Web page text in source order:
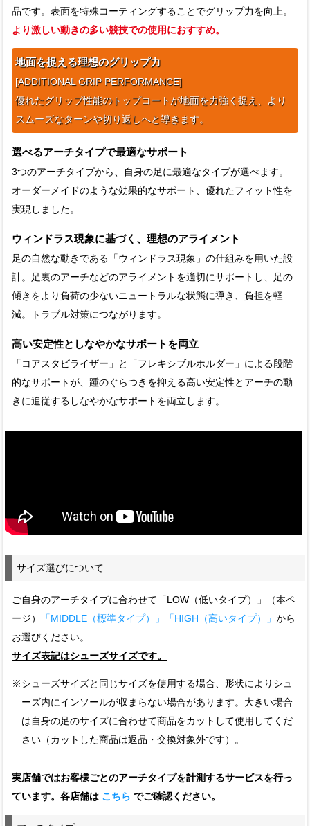
品です。表面を特殊コーティングすることでグリップ力を向上。
より激しい動きの多い競技での使用におすすめ。
地面を捉える理想のグリップ力
[ADDITIONAL GRIP PERFORMANCE]
優れたグリップ性能のトップコートが地面を力強く捉え、より
スムーズなターンや切り返しへと導きます。
選べるアーチタイプで最適なサポート
3つのアーチタイプから、自身の足に最適なタイプが選べます。
オーダーメイドのような効果的なサポート、優れたフィット性を
実現しました。
ウィンドラス現象に基づく、理想のアライメント
足の自然な動きである「ウィンドラス現象」の仕組みを用いた設
計。足裏のアーチなどのアライメントを適切にサポートし、足の
傾きをより負荷の少ないニュートラルな状態に導き、負担を軽
減。トラブル対策につながります。
高い安定性としなやかなサポートを両立
「コアスタビライザー」と「フレキシブルホルダー」による段階
的なサポートが、踵のぐらつきを抑える高い安定性とアーチの動
きに追従するしなやかなサポートを両立します。
サイズ選びについて
ご自身のアーチタイプに合わせて「LOW（低いタイプ）」（本ペ
ージ）
「MIDDLE（標準タイプ）」 「HIGH（高いタイプ）」から
お選びください。
サイズ表記はシューズサイズです。
※シューズサイズと同じサイズを使用する場合、形状によりシュ
ーズ内にインソールが収まらない場合があります。大きい場合
は自身の足のサイズに合わせて商品をカットして使用してくだ
さい（カットした商品は返品・交換対象外です）。
実店舗ではお客様ごとのアーチタイプを計測するサービスを行っ
ています。各店舗は こちら でご確認ください。